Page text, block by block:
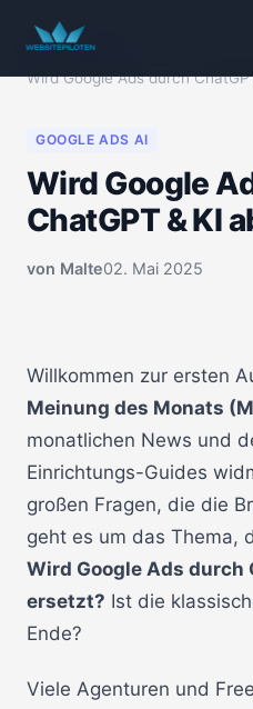
Start/Videos
Wird Google Ads durch
GOOGLE ADS AI
Wird Google
ChatGPT & KI
von Malte02. Mai 2025
Willkommen zur ersten
Meinung des Monats
monatlichen News und
Einrichtungs-Guides
großen Fragen, die die
geht es um das Thema,
Wird Google Ads durch
ersetzt? Ist die
Ende?
Viele Agenturen und